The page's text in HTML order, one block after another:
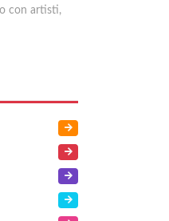
con artisti,